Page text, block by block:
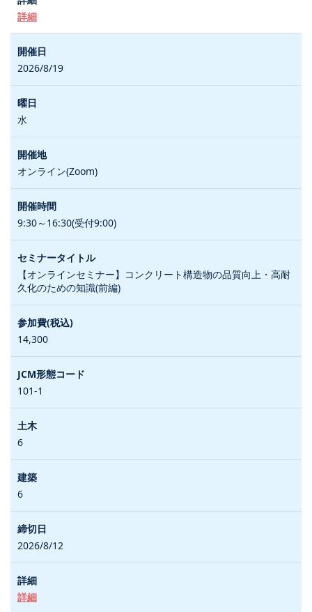
詳細
2026/8/19
水
オンライン(Zoom)
9:30～16:30(受付9:00)
【オンラインセミナー】コンクリート構造物の品質向上・高耐
久化のための知識(前編)
14,300
101-1
6
6
2026/8/12
詳細